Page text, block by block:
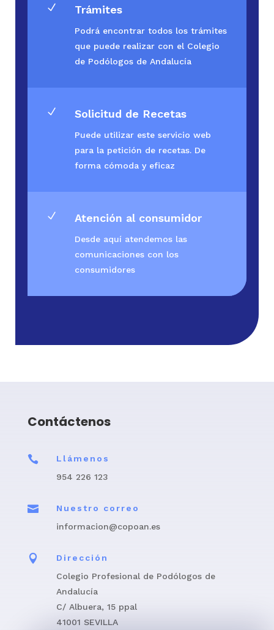
N Trámites
Podrá encontrar todos los trámites
que puede realizar con el Colegio
de Podólogos de Andalucía
N Solicitud de Recetas
Puede utilizar este servicio web
para la petición de recetas. De
forma cómoda y eficaz
N Atención al consumidor
Desde aquí atendemos las
comunicaciones con los
consumidores
Contáctenos

Llámenos
954 226 123

Nuestro correo
informacion@copoan.es

Dirección
Colegio Profesional de Podólogos de
Andalucía
C/ Albuera, 15 ppal
41001 SEVILLA